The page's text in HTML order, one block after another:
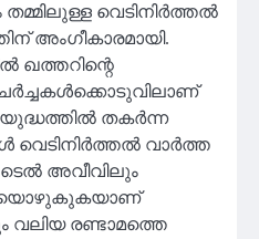
വെടിനിര്‍ത്തല്‍
അംഗീകാരമായി.
ഖത്തറിന്റെ
തകർന്ന
വെടിനിർത്തൽ വാർത്ത
അവീവിലും
വലിയ രണ്ടാമത്തെ